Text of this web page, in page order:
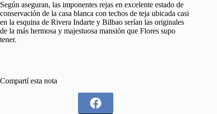
Según aseguran, las imponentes rejas en excelente estado de
conservación de la casa blanca con techos de teja ubicada casi
en la esquina de Rivera Indarte y Bilbao serían las originales
de la más hermosa y majestuosa mansión que Flores supo
tener.
Compartí esta nota